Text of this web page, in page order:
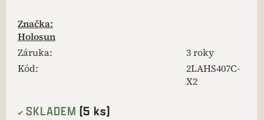
Značka:
Holosun
Záruka:
3 roky
Kód:
2LAHS407C-
X2
SKLADEM (5 ks)